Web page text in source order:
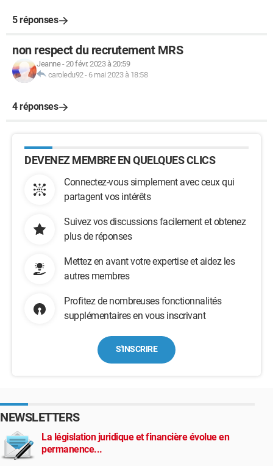
5 réponses
non respect du recrutement MRS
Jeanne-20 févr. 2023 à 20:59
caroledu92- 6 mai 2023 à 18:58
4 réponses
DEVENEZ MEMBRE EN QUELQUES CLICS
Connectez-vous simplement avec ceux qui
partagent vos intérêts
Suivez vos discussions facilement et obtenez
plus de réponses
Mettez en avant votre expertise et aidez les
autres membres
Profitez de nombreuses fonctionnalités
supplémentaires en vous inscrivant
S'INSCRIRE
NEWSLETTERS
La législation juridique et financière évolue en
permanence...